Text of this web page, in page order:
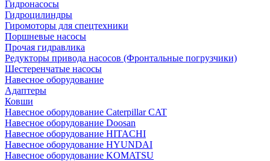
Гидронасосы
Гидроцилиндры
Гиромоторы для спецтехники
Поршневые насосы
Прочая гидравлика
Редукторы привода насосов (Фронтальные погрузчики)
Шестеренчатые насосы
Навесное оборудование
Адаптеры
Ковши
Навесное оборудование Caterpillar CAT
Навесное оборудование Doosan
Навесное оборудование HITACHI
Навесное оборудование HYUNDAI
Навесное оборудование KOMATSU